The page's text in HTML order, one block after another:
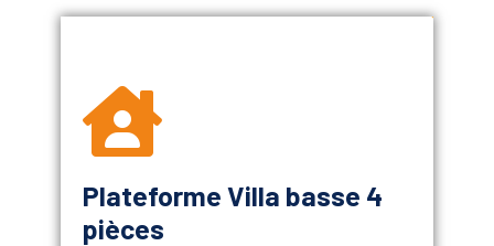
Plateforme Villa basse 4
pièces